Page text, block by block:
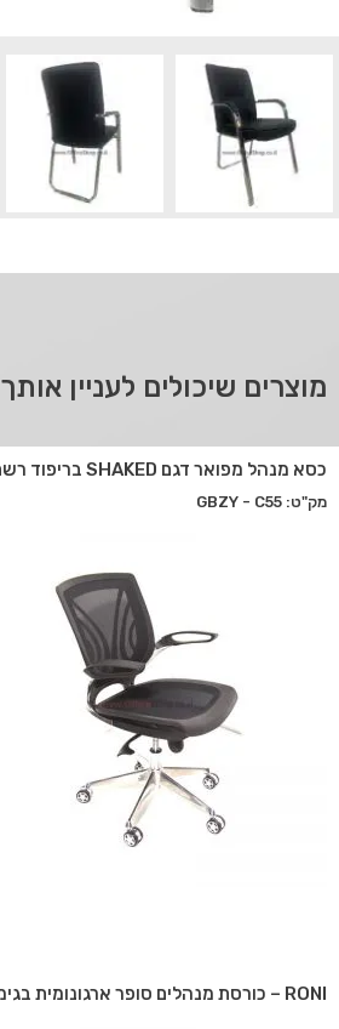
מוצרים שיכולים לעניין אותך
כסא מנהל מפואר דגם SHAKED בריפוד רשת
מק"ט: GBZY - C55
RONI – כורסת מנהלים סופר ארגונומית בגימור אפוקסי שחור